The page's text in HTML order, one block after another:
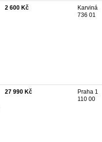
2 600 Kč
Karviná
736 01
27 990 Kč
Praha 1
110 00